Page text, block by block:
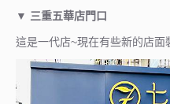
▼ 三重五華店門口
這是一代店~現在有些新的店面